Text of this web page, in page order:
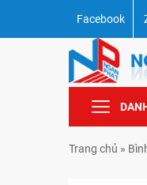
Facebook
Trang chủ »